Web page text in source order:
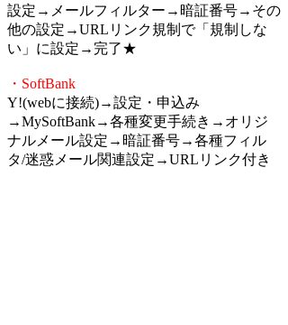
設定→メールフィルター→暗証番号→その
他の設定→URLリンク規制で「規制しな
い」に設定→完了★
・SoftBank
Y!(webに接続)→設定・申込み
→MySoftBank→各種変更手続き→オリジ
ナルメール設定→暗証番号→各種フィル
タ/迷惑メール関連設定→URLリンク付き